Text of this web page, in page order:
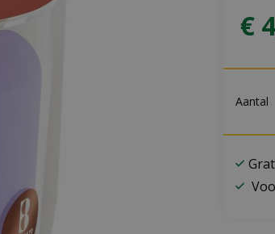
€ 4
Aantal